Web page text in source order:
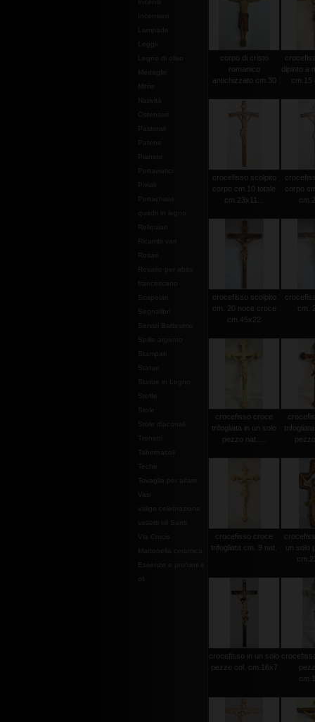
Leggii
Legno di olivo
Medaglie
Mitrie
Natività
Ostensori
Pastorali
Patene
Pianete
Portaviatici
Piviali
Portachiavi
quadri in legno
Reliquiari
Ricambi vari
Rosari
Rosario per abito
francescano
Scapolari
Segnalibri
Servizi Battesimo
Spille argento
Stampati
Statue
Statue in Legno
Stoffe
Stole
Stole diaconali
Tabernacoli
valige celebrazione
Mattonella ceramica
Essenze e profumi e
corpo di cristo
romanico
antichizzato cm.30
dipinto a
cm.15
crocefisso scolpito
corpo cm.10 totale
cm.23x11...
corpo
crocefisso scolpito
cm. 20 noce croce
cm.45x22
cm.
crocefisso croce
trifogliata in un solo
pezzo nat. ...
crocefisso croce
trifogliata cm. 9 nat.
un solo
crocefisso in un solo
pezzo col. cm.16x7